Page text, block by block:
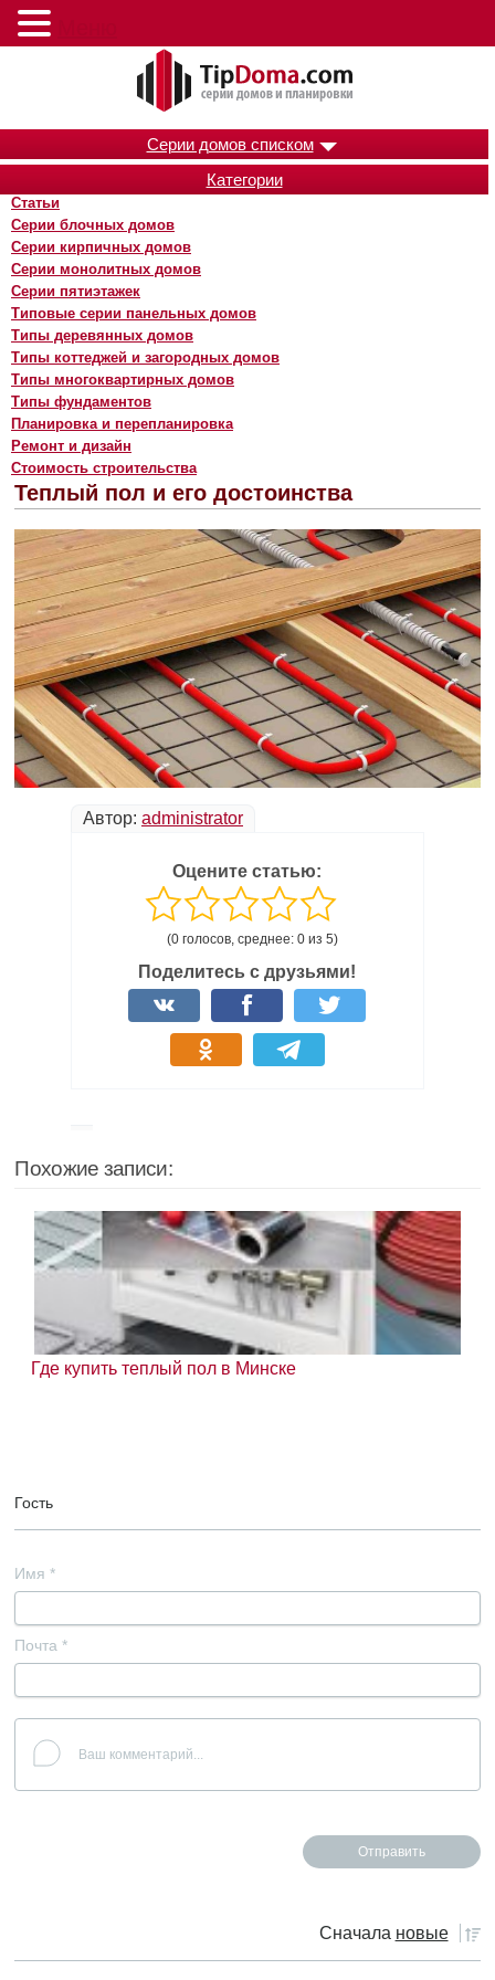
Серии домов списком
Категории
Статьи
Серии блочных домов
Серии кирпичных домов
Серии монолитных домов
Серии пятиэтажек
Типовые серии панельных домов
Типы деревянных домов
Типы коттеджей и загородных домов
Типы многоквартирных домов
Типы фундаментов
Планировка и перепланировка
Ремонт и дизайн
Стоимость строительства
Теплый пол и его достоинства
Автор: administrator
Оцените статью:
(0 голосов, среднее: 0 из 5)
Поделитесь с друзьями!
Похожие записи:
Где купить теплый пол в Минске
Гость
Имя *
Почта *
Сначала новые